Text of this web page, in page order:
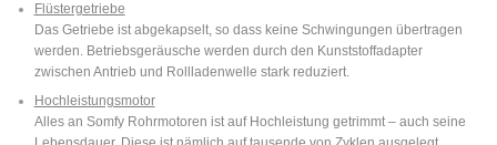
Flüstergetriebe
Das Getriebe ist abgekapselt, so dass keine Schwingungen übertragen
werden. Betriebsgeräusche werden durch den Kunststoffadapter
zwischen Antrieb und Rollladenwelle stark reduziert.
Hochleistungsmotor
Alles an Somfy Rohrmotoren ist auf Hochleistung getrimmt – auch seine